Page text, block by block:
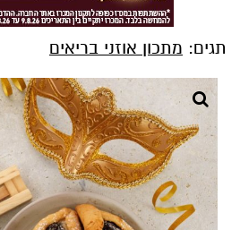
תגים: מתכון אוזני בריאים